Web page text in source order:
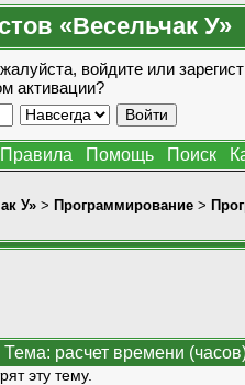
«Весельчак У»
войдите или
активации?
Правила Помощь Поиск
У» > Программирование >
Тема: расчет времени
эту тему.